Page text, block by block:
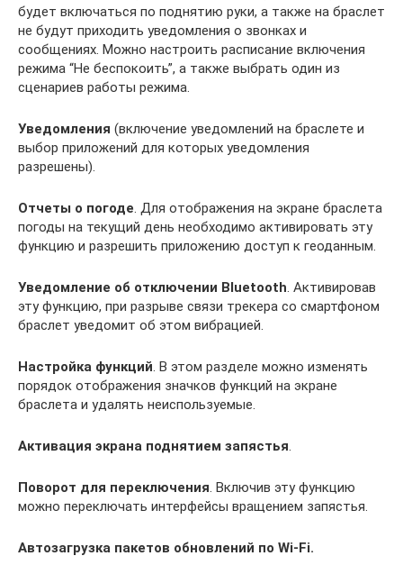
будет включаться по поднятию руки, а также на браслет
не будут приходить уведомления о звонках и
сообщениях. Можно настроить расписание включения
режима “Не беспокоить”, а также выбрать один из
сценариев работы режима.
Уведомления (включение уведомлений на браслете и
выбор приложений для которых уведомления
разрешены).
Отчеты о погоде . Для отображения на экране браслета
погоды на текущий день необходимо активировать эту
функцию и разрешить приложению доступ к геоданным.
Уведомление об отключении Bluetooth . Активировав
эту функцию, при разрыве связи трекера со смартфоном
браслет уведомит об этом вибрацией.
Настройка функций . В этом разделе можно изменять
порядок отображения значков функций на экране
браслета и удалять неиспользуемые.
Активация экрана поднятием запястья
Поворот для переключения . Включив эту функцию
можно переключать интерфейсы вращением запястья.
Автозагрузка пакетов обновлений по Wi-Fi.